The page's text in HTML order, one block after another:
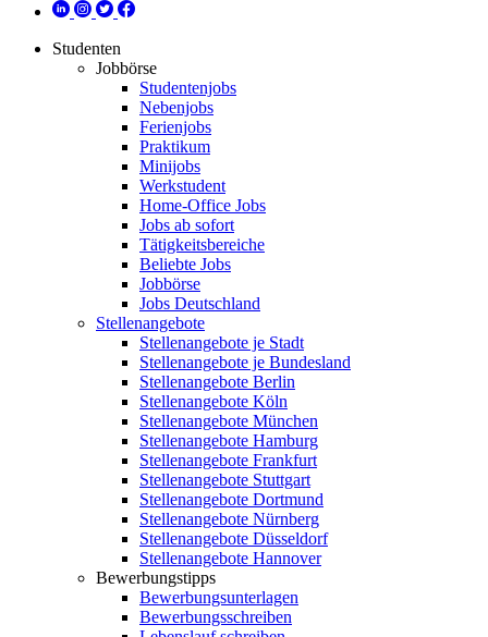
Studenten
Jobbörse
Studentenjobs
Nebenjobs
Ferienjobs
Praktikum
Minijobs
Werkstudent
Home-Office Jobs
Jobs ab sofort
Tätigkeitsbereiche
Beliebte Jobs
Jobbörse
Jobs Deutschland
Stellenangebote
Stellenangebote je Stadt
Stellenangebote je Bundesland
Stellenangebote Berlin
Stellenangebote Köln
Stellenangebote München
Stellenangebote Hamburg
Stellenangebote Frankfurt
Stellenangebote Stuttgart
Stellenangebote Dortmund
Stellenangebote Nürnberg
Stellenangebote Düsseldorf
Stellenangebote Hannover
Bewerbungstipps
Bewerbungsunterlagen
Bewerbungsschreiben